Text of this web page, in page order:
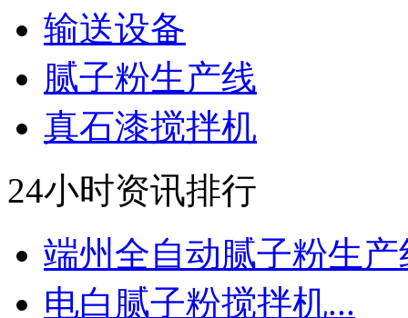
输送设备
腻子粉生产线
真石漆搅拌机
24小时资讯排行
端州全自动腻子粉生产
电白腻子粉搅拌机...